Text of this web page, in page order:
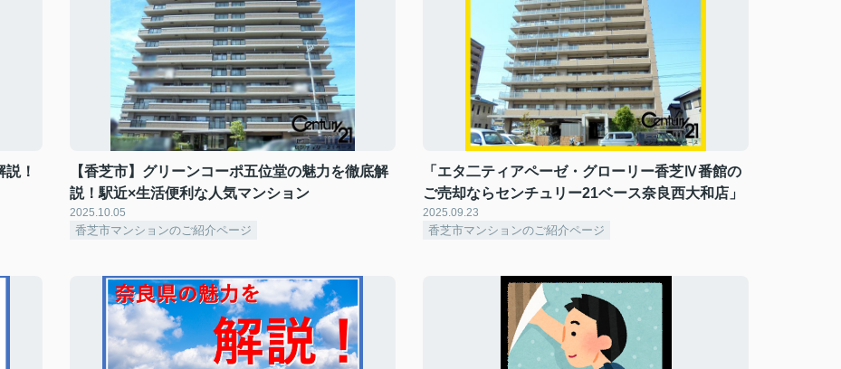
！
【香芝市】グリーンコーポ五位堂の魅力を徹底解
説！駅近×生活便利な人気マンション
2025.10.05
香芝市マンションのご紹介ページ
「エタ二ティアペーゼ・グローリー香芝Ⅳ番館の
ご売却ならセンチュリー21ベース奈良西大和店」
2025.09.23
香芝市マンションのご紹介ページ